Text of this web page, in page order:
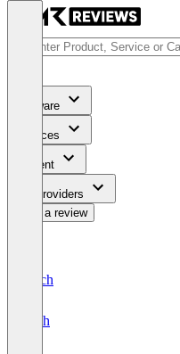
Software
Services
Content
For Providers
Write a review
Deutsch
English